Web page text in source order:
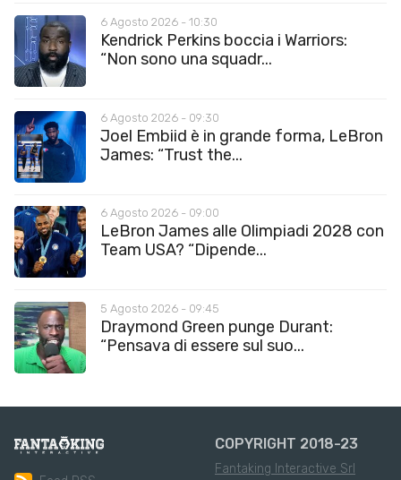
6 Agosto 2026 - 10:30
Kendrick Perkins boccia i Warriors:
“Non sono una squadr...
6 Agosto 2026 - 09:30
Joel Embiid è in grande forma, LeBron
James: “Trust the...
6 Agosto 2026 - 09:00
LeBron James alle Olimpiadi 2028 con
Team USA? “Dipende...
5 Agosto 2026 - 09:45
Draymond Green punge Durant:
“Pensava di essere sul suo...
COPYRIGHT 2018-23
Fantaking Interactive Srl